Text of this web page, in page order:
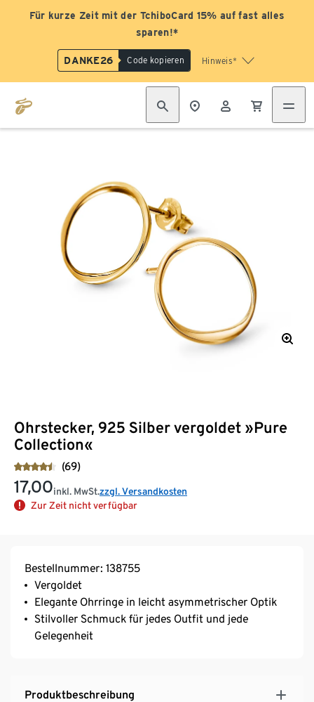
Für kurze Zeit mit der TchiboCard 15% auf fast alles
sparen!*
DANKE26 Code kopieren Hinweis*
Ohrstecker, 925 Silber vergoldet »Pure
Collection«
(69)
17,00inkl. MwSt.zzgl. Versandkosten
Zur Zeit nicht verfügbar
Bestellnummer: 138755
Vergoldet
Elegante Ohrringe in leicht asymmetrischer Optik
Stilvoller Schmuck für jedes Outfit und jede
Gelegenheit
Produktbeschreibung